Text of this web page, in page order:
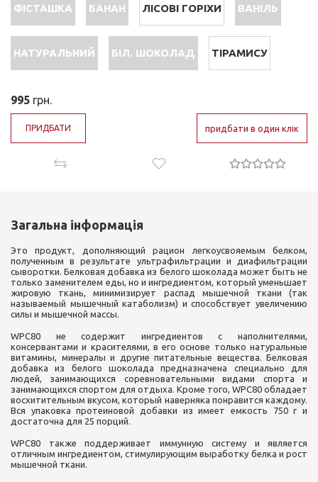
ФІСТАШКА БАНАН ЛІСОВІ ГОРІХИ ВАНІЛЬ
НАТУРАЛЬНИЙ БІЛ. ШОКОЛАД ТІРАМИСУ
995 грн.
ПРИДБАТИ придбати в один клік
Загальна інформація
Это продукт, дополняющий рацион легкоусвояемым белком,
полученным в результате ультрафильтрации и диафильтрации
сыворотки. Белковая добавка из белого шоколада может быть не
только заменителем еды, но и ингредиентом, который уменьшает
жировую ткань, минимизирует распад мышечной ткани (так
называемый мышечный катаболизм) и способствует увеличению
силы и мышечной массы.
WPC80 не содержит ингредиентов с наполнителями,
консервантами и красителями, в его основе только натуральные
витамины, минералы и другие питательные вещества. Белковая
добавка из белого шоколада предназначена специально для
людей, занимающихся соревновательными видами спорта и
занимающихся спортом для отдыха. Кроме того, WPC80 обладает
восхитительным вкусом, который наверняка понравится каждому.
Вся упаковка протеиновой добавки из имеет емкость 750 г и
достаточна для 25 порций.
WPC80 также поддерживает иммунную систему и является
отличным ингредиентом, стимулирующим выработку белка и рост
мышечной ткани.